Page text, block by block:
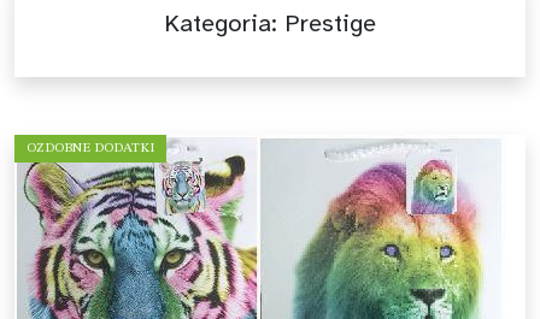
Kategoria: Prestige
OZDOBNE DODATKI